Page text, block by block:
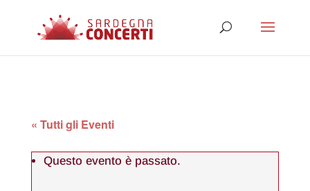
« Tutti gli Eventi
Questo evento è passato.